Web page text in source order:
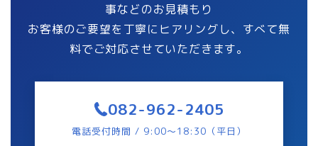
事などのお見積もり
お客様のご要望を丁寧にヒアリングし、すべて無
料でご対応させていただきます。
082-962-2405
電話受付時間 / 9:00〜18:30（平日）